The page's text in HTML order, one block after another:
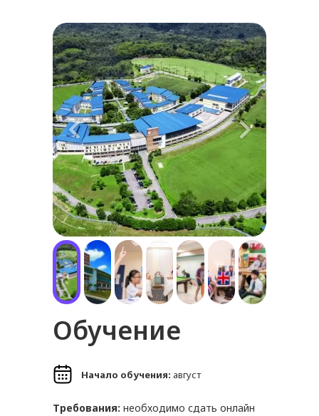
Обучение
Начало обучения: август
Требования: необходимо сдать онлайн